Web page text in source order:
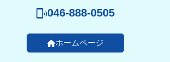
046-888-0505
ホームページ